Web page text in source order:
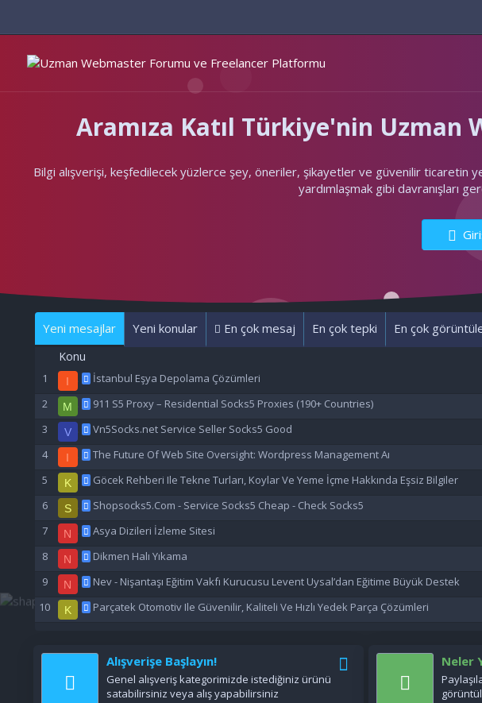
Aramıza Katıl Türkiye'nin
Bilgi alışverişi, keşfedilecek yüzlerce şey, öneriler, şikayetler ve güvenilir ticaretin
yardımlaşmak gibi davranışları
Yeni mesajlar Yeni konular En çok mesaj En çok tepki En çok
Konu
I İstanbul Eşya Depolama Çözümleri
M 911 S5 Proxy – Residential Socks5 Proxies (190+ Countries)
V Vn5Socks.net Service Seller Socks5 Good
I The Future Of Web Site Oversight: Wordpress Management Aı
K Göcek Rehberi Ile Tekne Turları, Koylar Ve Yeme İçme Hakkında Eşsiz Bilgiler
S Shopsocks5.Com - Service Socks5 Cheap - Check Socks5
N Asya Dizileri İzleme Sitesi
N Dikmen Halı Yıkama
N Nev - Nişantaşı Eğitim Vakfı Kurucusu Levent Uysal’dan Eğitime Büyük Destek
K Parçatek Otomotiv Ile Güvenilir, Kaliteli Ve Hızlı Yedek Parça Çözümleri
Alışverişe Başlayın!
Genel alışveriş kategorimizde istediğiniz ürünü
satabilirsiniz veya alış yapabilirsiniz
Neler